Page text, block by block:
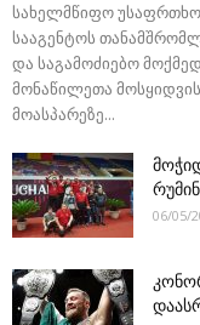
სახელმწიფო
სააგენტოს
და საგამოძიებო
მონაწილეთა
მოასპარეზე...
06/05/